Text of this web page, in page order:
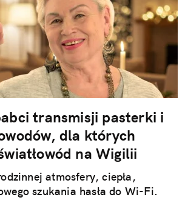
transmisji pasterki i
dla których
na Wigilii
atmosfery, ciepła,
szukania hasła do Wi-Fi.